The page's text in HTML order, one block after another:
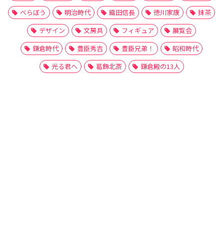
べらぼう
明治時代 織田信長 徳川家康
抹茶
デザイン
文房具 フィギュア
展覧会
鎌倉時代
豊臣秀吉 豊臣兄弟！
昭和時代
光る君へ
葛飾北斎 鎌倉殿の13人